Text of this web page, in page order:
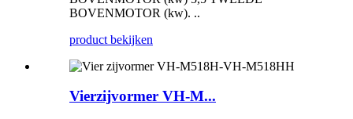
BOVENMOTOR (kw). ..
product bekijken
Vierzijvormer VH-M...